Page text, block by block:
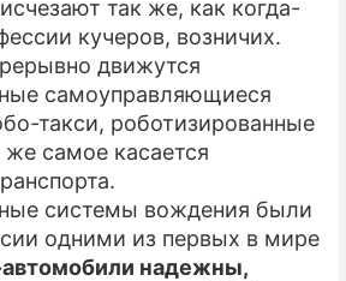
так же, как когда-
кучеров, возничих.
движутся
самоуправляющиеся
такси, роботизированные
же самое касается
системы вождения были
одними из первых в мире
надежны,